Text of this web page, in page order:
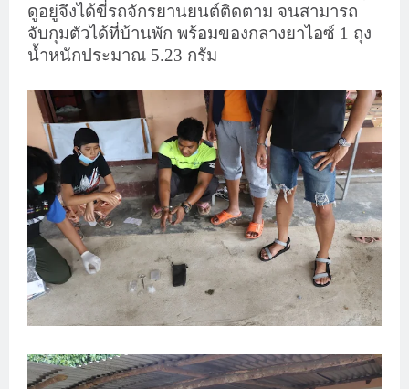
ดูอยู่จึงได้ขี่รถจักรยานยนต์ติดตาม จนสามารถ
จับกุมตัวได้ที่บ้านพัก พร้อมของกลางยาไอซ์ 1 ถุง
น้ำหนักประมาณ 5.23 กรัม